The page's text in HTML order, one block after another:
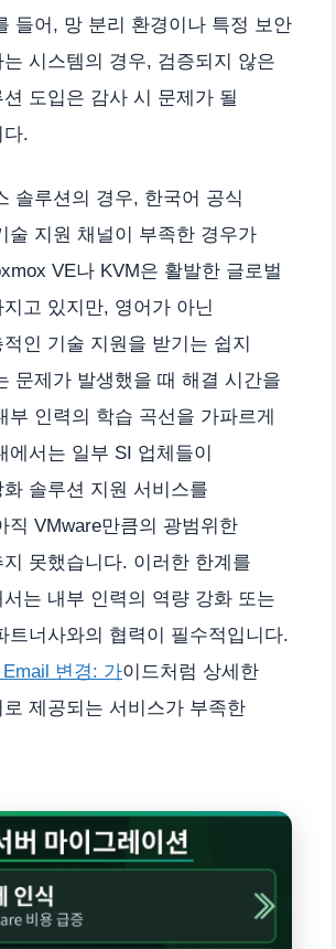
들어, 망 분리 환경이나 특정 보안
시스템의 경우, 검증되지 않은
도입은 감사 시 문제가 될
다.
솔루션의 경우, 한국어 공식
술 지원 채널이 부족한 경우가
VE나 KVM은 활발한 글로벌
고 있지만, 영어가 아닌
인 기술 지원을 받기는 쉽지
문제가 발생했을 때 해결 시간을
부 인력의 학습 곡선을 가파르게
에서는 일부 SI 업체들이
솔루션 지원 서비스를
직 VMware만큼의 광범위한
못했습니다. 이러한 한계를
는 내부 인력의 역량 강화 또는
트너사와의 협력이 필수적입니다.
변경: 가이드처럼 상세한
제공되는 서비스가 부족한